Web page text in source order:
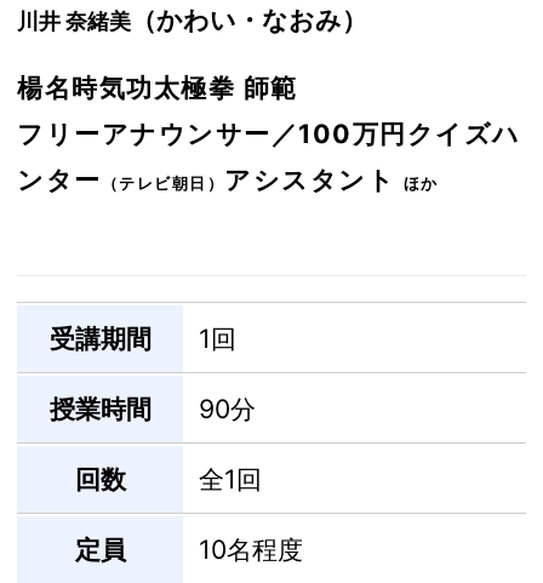
川井 奈緒美 （かわい・なおみ）
楊名時気功太極拳 師範
フリーアナウンサー／100万円クイズハ
ンター
（テレビ朝日） アシスタント ほか
受講期間 1回
授業時間 90分
回数 全1回
定員 10名程度